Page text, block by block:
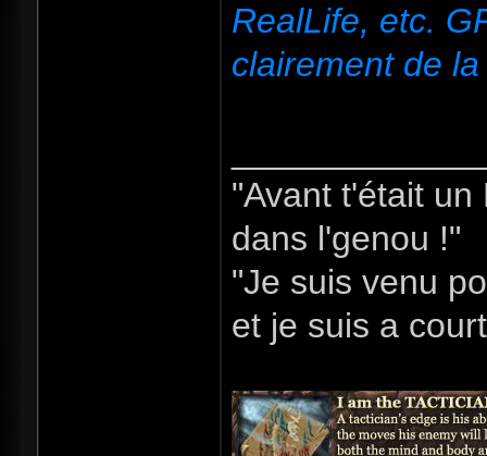
RealLife, etc.
clairement de
"Avant t'était
dans l'genou !"
"Je suis venu
et je suis a